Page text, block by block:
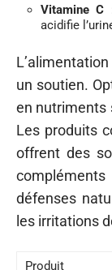
Vitamine C
acidifie
un soutien.
en nutriments
Les produits
offrent des
défenses
les irritations
Produit